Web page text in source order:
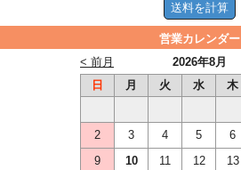
営業カレンダー
2026年8月
< 前月
日
月 火 水 木
2
3 4 5 6
9
10 11 12 13